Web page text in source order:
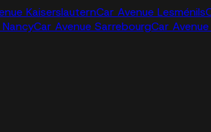
KaiserslauternCar Avenue Lesménils
Car Avenue SarrebourgCar